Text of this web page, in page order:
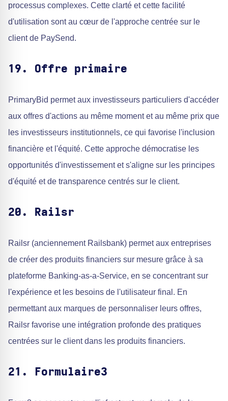
processus complexes. Cette clarté et cette facilité
d'utilisation sont au cœur de l'approche centrée sur le
client de PaySend.
19. Offre primaire
PrimaryBid permet aux investisseurs particuliers d'accéder
aux offres d'actions au même moment et au même prix que
les investisseurs institutionnels, ce qui favorise l'inclusion
financière et l'équité. Cette approche démocratise les
opportunités d'investissement et s'aligne sur les principes
d'équité et de transparence centrés sur le client.
20. Railsr
Railsr (anciennement Railsbank) permet aux entreprises
de créer des produits financiers sur mesure grâce à sa
plateforme Banking-as-a-Service, en se concentrant sur
l'expérience et les besoins de l'utilisateur final. En
permettant aux marques de personnaliser leurs offres,
Railsr favorise une intégration profonde des pratiques
centrées sur le client dans les produits financiers.
21. Formulaire3